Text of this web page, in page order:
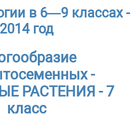
в 6—9 классах -
2014 год
-
РАСТЕНИЯ - 7
класс